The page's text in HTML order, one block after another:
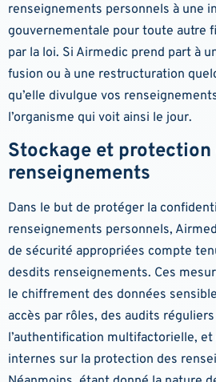
renseignements personnels à une
gouvernementale pour toute autre
par la loi. Si Airmedic prend part à
fusion ou à une restructuration
qu’elle divulgue vos
l’organisme qui voit ainsi le jour.
Stockage et protection
renseignements
Dans le but de protéger la
renseignements personnels,
de sécurité appropriées compte
desdits renseignements. Ces
le chiffrement des données
accès par rôles, des audits
l’authentification multifactorielle,
internes sur la protection des